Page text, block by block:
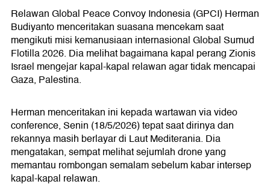
Relawan Global Peace Convoy Indonesia (GPCI) Herman
Budiyanto menceritakan suasana mencekam saat
mengikuti misi kemanusiaan internasional Global Sumud
Flotilla 2026. Dia melihat bagaimana kapal perang Zionis
Israel mengejar kapal-kapal relawan agar tidak mencapai
Gaza, Palestina.
Herman menceritakan ini kepada wartawan via video
conference, Senin (18/5/2026) tepat saat dirinya dan
rekannya masih berlayar di Laut Mediterania. Dia
mengatakan, sempat melihat sejumlah drone yang
memantau rombongan semalam sebelum kabar intersep
kapal-kapal relawan.